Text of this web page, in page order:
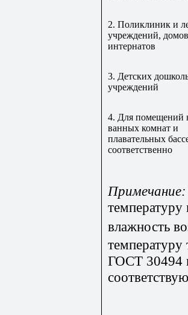
2. Поликлиник и
учреждений,
интернатов
3. Детских
учреждений
4. Для помещений
ванных комнат и
плавательных
соответственно
Примечание:
влажность
температуру
ГОСТ 30494